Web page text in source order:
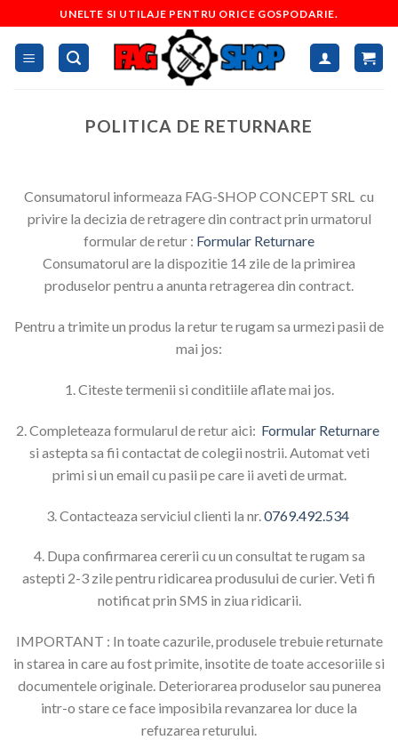
to
content
UNELTE SI UTILAJE PENTRU ORICE GOSPODARIE.
POLITICA DE RETURNARE
Consumatorul informeaza FAG-SHOP CONCEPT SRL cu
privire la decizia de retragere din contract prin urmatorul
formular de retur : Formular Returnare
Consumatorul are la dispozitie 14 zile de la primirea
produselor pentru a anunta retragerea din contract.
Pentru a trimite un produs la retur te rugam sa urmezi pasii de
mai jos:
1. Citeste termenii si conditiile aflate mai jos.
2. Completeaza formularul de retur aici: Formular Returnare
si astepta sa fii contactat de colegii nostrii. Automat veti
primi si un email cu pasii pe care ii aveti de urmat.
3. Contacteaza serviciul clienti la nr. 0769.492.534
4. Dupa confirmarea cererii cu un consultat te rugam sa
astepti 2-3 zile pentru ridicarea produsului de curier. Veti fi
notificat prin SMS in ziua ridicarii.
IMPORTANT : In toate cazurile, produsele trebuie returnate
in starea in care au fost primite, insotite de toate accesoriile si
documentele originale. Deteriorarea produselor sau punerea
intr-o stare ce face imposibila revanzarea lor duce la
refuzarea returului.